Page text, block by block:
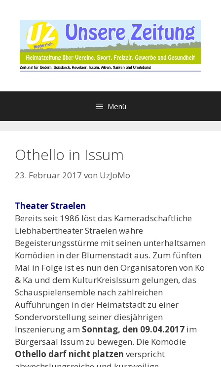
Inhalt
springen
Menü
Othello in Issum
23. Februar 2017 von UzJoMo
Theater Straelen
Bereits seit 1986 löst das Kameradschaftliche
Liebhabertheater Straelen wahre
Begeisterungsstürme mit seinen unterhaltsamen
Komödien in der Blumenstadt aus. Zum fünften
Mal in Folge ist es nun den Organisatoren von Ko
& Ka und dem KulturKreisIssum gelungen, das
Schauspielensemble nach zahlreichen
Aufführungen in der Heimatstadt zu einer
Sondervorstellung seiner diesjährigen
Inszenierung am Sonntag, den 09.04.2017 im
Bürgersaal Issum zu bewegen. Die Komödie
Othello darf nicht platzen verspricht